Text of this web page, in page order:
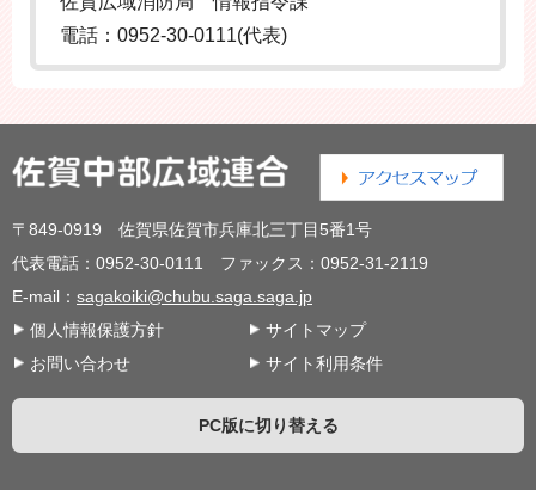
電話：0952-30-0111(代表)
〒849-0919 佐賀県佐賀市兵庫北三丁目5番1号
代表電話：0952-30-0111 ファックス：0952-31-2119
E-mail： sagakoiki@chubu.saga.saga.jp
個人情報保護方針
サイトマップ
お問い合わせ
サイト利用条件
PC版に切り替える